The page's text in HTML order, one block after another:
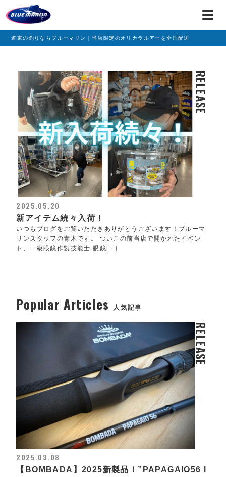
道東の釣りならブルーマリン｜当店限定のオリカラルアーを全国配送
RELEASE
2025.05.20
新アイテム続々入荷！
いつもブログをご覧いただきありがとうございます！ブルーマ
リンスタッフの青木です。 ついこの前当店で開かれたイベン
ト、一級眼鏡作製技能士 眼鏡[...]
Popular Articles 人気記事
RELEASE
2025.03.08
【BOMBADA】2025新製品！”PAPAGAIO56 l